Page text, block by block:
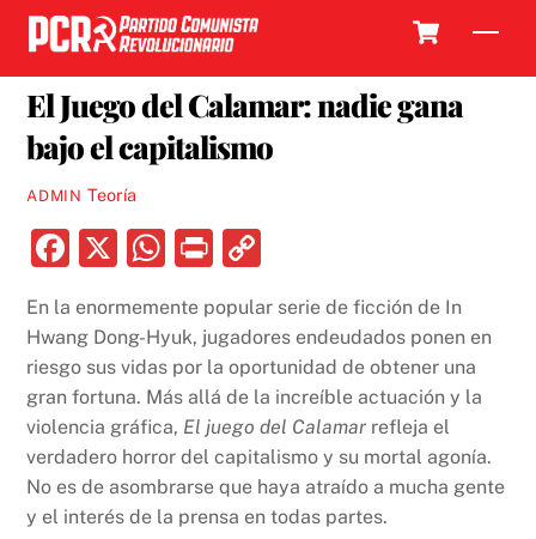
Skip
content
El Juego del Calamar: nadie gana
bajo el capitalismo
ADMIN Teoría
F
c
e
b
o
o
k
X
W
at
s
A
p
p
P
nt p
y
Li
n
k
En la enormemente popular serie de ficción de In
Hwang Dong-Hyuk, jugadores endeudados ponen en
riesgo sus vidas por la oportunidad de obtener una
gran fortuna. Más allá de la increíble actuación y la
violencia gráfica, El juego del Calamar refleja el
verdadero horror del capitalismo y su mortal agonía.
No es de asombrarse que haya atraído a mucha gente
y el interés de la prensa en todas partes.